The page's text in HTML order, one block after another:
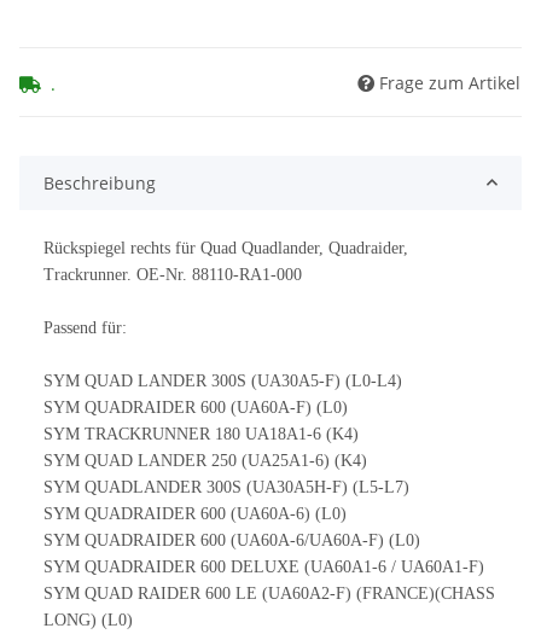
. Frage zum Artikel
Beschreibung
Rückspiegel rechts für Quad Quadlander, Quadraider,
Trackrunner. OE-Nr. 88110-RA1-000
Passend für:
SYM QUAD LANDER 300S (UA30A5-F) (L0-L4)
SYM QUADRAIDER 600 (UA60A-F) (L0)
SYM TRACKRUNNER 180 UA18A1-6 (K4)
SYM QUAD LANDER 250 (UA25A1-6) (K4)
SYM QUADLANDER 300S (UA30A5H-F) (L5-L7)
SYM QUADRAIDER 600 (UA60A-6) (L0)
SYM QUADRAIDER 600 (UA60A-6/UA60A-F) (L0)
SYM QUADRAIDER 600 DELUXE (UA60A1-6 / UA60A1-F)
SYM QUAD RAIDER 600 LE (UA60A2-F) (FRANCE)(CHASS
LONG) (L0)